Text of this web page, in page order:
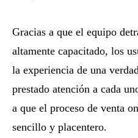
Gracias a que el equipo
altamente capacitado, los
la experiencia de una
prestado atención a cada
a que el proceso de venta
sencillo y placentero.